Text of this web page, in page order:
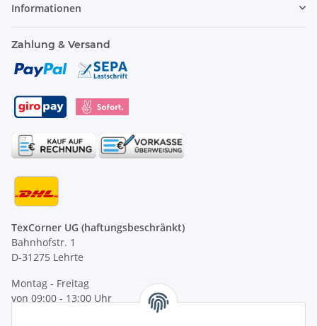
Informationen
Zahlung & Versand
TexCorner UG (haftungsbeschränkt)
Bahnhofstr. 1
D-31275 Lehrte
Montag - Freitag
von 09:00 - 13:00 Uhr